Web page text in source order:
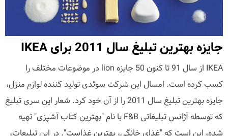
جایزه بهترین تبلیغ سال 2011 برای IKEA
IKEA از سال 91 تا کنون 50 جایزه lion در موضوعات مختلف را
کسب کرده است. امسال این شرکت سوئدی تولید کننده لوازم منزل،
جایزه بهترین تبلیغ سال 2011 را از آن خود کرد. شعار این سری تبلیغ
که توسطه آژانس تبلیغاتی F&B با نام "بهترین کتاب آشپزی" تهیه